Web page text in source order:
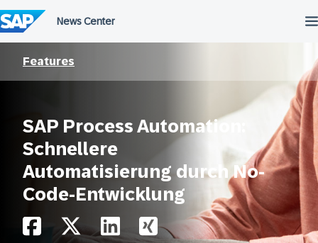
Features
SAP Process Automation:
Schnellere
Automatisierung durch No-
Code-Entwicklung